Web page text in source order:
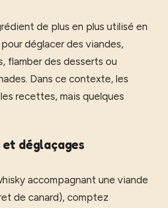
de plus en plus utilisé en
déglacer des viandes,
flamber des desserts ou
Dans ce contexte, les
recettes, mais quelques
et déglaçages
accompagnant une viande
de canard), comptez